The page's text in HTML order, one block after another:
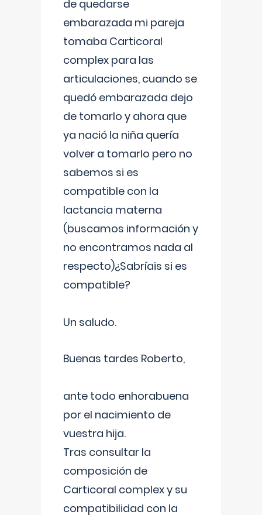
de quedarse
embarazada mi pareja
tomaba Carticoral
complex para las
articulaciones, cuando se
quedó embarazada dejo
de tomarlo y ahora que
ya nació la niña quería
volver a tomarlo pero no
sabemos si es
compatible con la
lactancia materna
(buscamos información y
no encontramos nada al
respecto)¿Sabríais si es
compatible?
Un saludo.
Buenas tardes Roberto,
ante todo enhorabuena
por el nacimiento de
vuestra hija.
Tras consultar la
composición de
Carticoral complex y su
compatibilidad con la